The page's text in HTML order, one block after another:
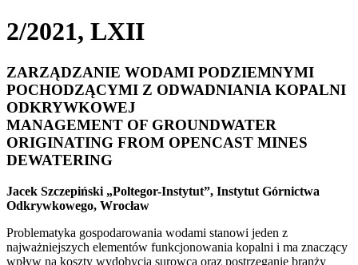
2/2021, LXII
ZARZĄDZANIE WODAMI PODZIEMNYMI
POCHODZĄCYMI Z ODWADNIANIA KOPALNI
ODKRYWKOWEJ
MANAGEMENT OF GROUNDWATER
ORIGINATING FROM OPENCAST MINES
DEWATERING
Jacek Szczepiński „Poltegor-Instytut”, Instytut Górnictwa
Odkrywkowego, Wrocław
Problematyka gospodarowania wodami stanowi jeden z
najważniejszych elementów funkcjonowania kopalni i ma znaczący
wpływ na koszty wydobycia surowca oraz postrzeganie branży